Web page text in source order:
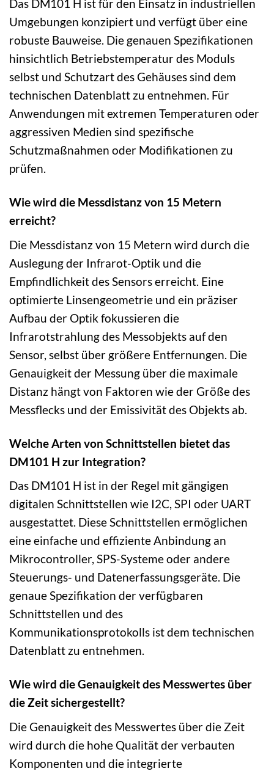
Das DM101 H ist für den Einsatz in industriellen
Umgebungen konzipiert und verfügt über eine
robuste Bauweise. Die genauen Spezifikationen
hinsichtlich Betriebstemperatur des Moduls
selbst und Schutzart des Gehäuses sind dem
technischen Datenblatt zu entnehmen. Für
Anwendungen mit extremen Temperaturen oder
aggressiven Medien sind spezifische
Schutzmaßnahmen oder Modifikationen zu
prüfen.
Wie wird die Messdistanz von 15 Metern
erreicht?
Die Messdistanz von 15 Metern wird durch die
Auslegung der Infrarot-Optik und die
Empfindlichkeit des Sensors erreicht. Eine
optimierte Linsengeometrie und ein präziser
Aufbau der Optik fokussieren die
Infrarotstrahlung des Messobjekts auf den
Sensor, selbst über größere Entfernungen. Die
Genauigkeit der Messung über die maximale
Distanz hängt von Faktoren wie der Größe des
Messflecks und der Emissivität des Objekts ab.
Welche Arten von Schnittstellen bietet das
DM101 H zur Integration?
Das DM101 H ist in der Regel mit gängigen
digitalen Schnittstellen wie I2C, SPI oder UART
ausgestattet. Diese Schnittstellen ermöglichen
eine einfache und effiziente Anbindung an
Mikrocontroller, SPS-Systeme oder andere
Steuerungs- und Datenerfassungsgeräte. Die
genaue Spezifikation der verfügbaren
Schnittstellen und des
Kommunikationsprotokolls ist dem technischen
Datenblatt zu entnehmen.
Wie wird die Genauigkeit des Messwertes über
die Zeit sichergestellt?
Die Genauigkeit des Messwertes über die Zeit
wird durch die hohe Qualität der verbauten
Komponenten und die integrierte